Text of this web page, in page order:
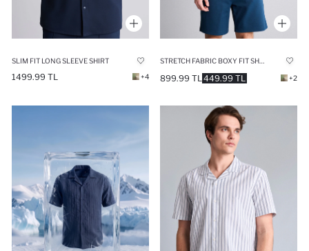
SLIM FIT LONG SLEEVE SHIRT
1499.99 TL +4 449.99 TL
899.99 TL +2